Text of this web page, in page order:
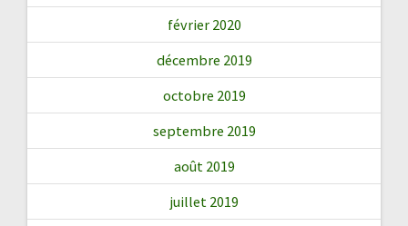
février 2020
décembre 2019
octobre 2019
septembre 2019
août 2019
juillet 2019